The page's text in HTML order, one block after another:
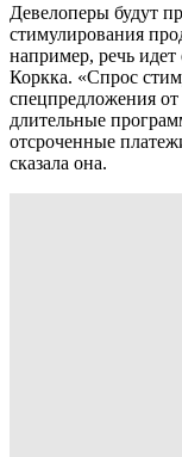
Девелоперы будут
стимулирования
например, речь
Коркка. «Спрос
спецпредложения
длительные
отсроченные
сказала она.